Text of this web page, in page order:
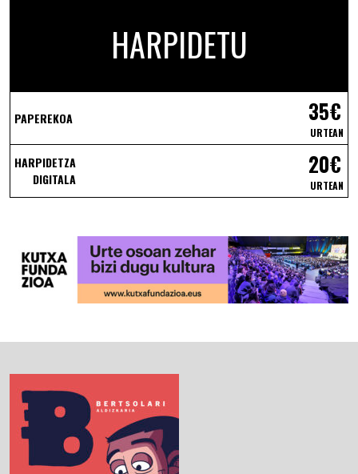
HARPIDETU
PAPEREKOA 35€
URTEAN
HARPIDETZA
DIGITALA
20€
URTEAN